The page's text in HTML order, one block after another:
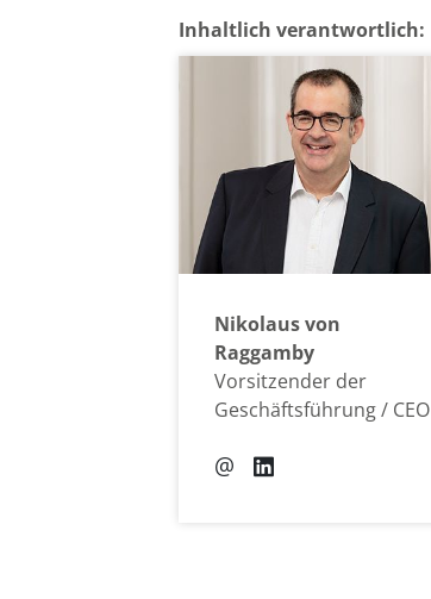
Inhaltlich verantwortlich:
Nikolaus von
Raggamby
Vorsitzender der
Geschäftsführung / CEO
@